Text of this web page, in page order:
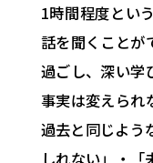
1時間程度とい
話を聞くことが
過ごし、深い学
事実は変えられ
過去と同じよう
しれない」・「